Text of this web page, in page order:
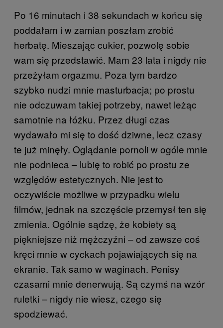
Po 16 minutach i 38 sekundach w końcu się
poddałam i w zamian poszłam zrobić
herbatę. Mieszając cukier, pozwolę sobie
wam się przedstawić. Mam 23 lata i nigdy nie
przeżyłam orgazmu. Poza tym bardzo
szybko nudzi mnie masturbacja; po prostu
nie odczuwam takiej potrzeby, nawet leżąc
samotnie na łóżku. Przez długi czas
wydawało mi się to dość dziwne, lecz czasy
te już minęły. Oglądanie pornoli w ogóle mnie
nie podnieca – lubię to robić po prostu ze
względów estetycznych. Nie jest to
oczywiście możliwe w przypadku wielu
filmów, jednak na szczęście przemysł ten się
zmienia. Ogólnie sądzę, że kobiety są
piękniejsze niż mężczyźni – od zawsze coś
kręci mnie w cyckach pojawiających się na
ekranie. Tak samo w waginach. Penisy
czasami mnie denerwują. Są czymś na wzór
ruletki – nigdy nie wiesz, czego się
spodziewać.